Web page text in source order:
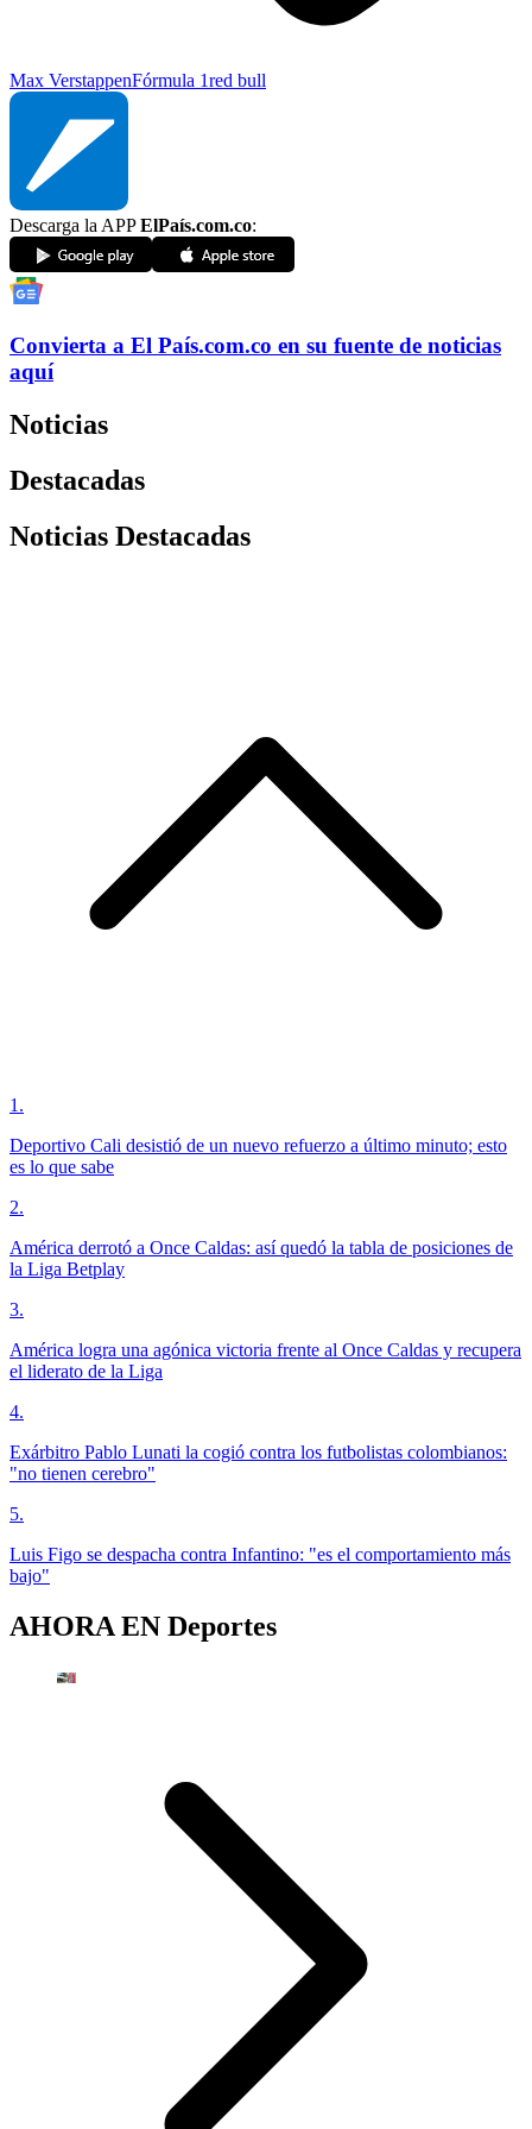
Max VerstappenFórmula 1red bull
Descarga la APPElPaís.com.co:
Convierta a El País.com.co en su fuente de noticias
aquí
Noticias
Destacadas
Noticias Destacadas
1 .
Deportivo Cali desistió de un nuevo refuerzo a último minuto; esto
es lo que sabe
2.
América derrotó a Once Caldas: así quedó la tabla de posiciones de
la Liga Betplay
3.
América logra una agónica victoria frente al Once Caldas y recupera
el liderato de la Liga
4.
Exárbitro Pablo Lunati la cogió contra los futbolistas colombianos:
"no tienen cerebro"
5.
Luis Figo se despacha contra Infantino: "es el comportamiento más
bajo"
AHORA EN Deportes